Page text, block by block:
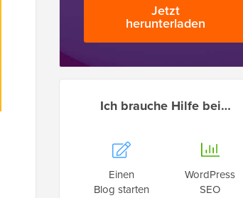
Jetzt
herunterladen
Ich brauche Hilfe bei…
Einen
Blog starten
WordPress
SEO